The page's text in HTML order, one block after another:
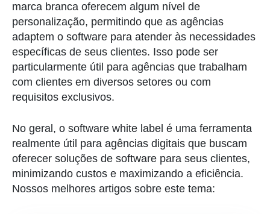
marca branca oferecem algum nível de
personalização, permitindo que as agências
adaptem o software para atender às necessidades
específicas de seus clientes. Isso pode ser
particularmente útil para agências que trabalham
com clientes em diversos setores ou com
requisitos exclusivos.
No geral, o software white label é uma ferramenta
realmente útil para agências digitais que buscam
oferecer soluções de software para seus clientes,
minimizando custos e maximizando a eficiência.
Nossos melhores artigos sobre este tema: